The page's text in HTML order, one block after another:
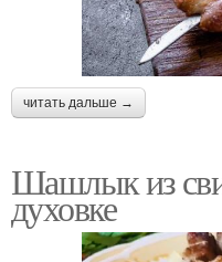
читать дальше →
Шашлык из
духовке